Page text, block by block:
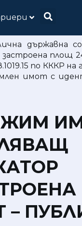
държавна
площ
по КККР на
имот с
–